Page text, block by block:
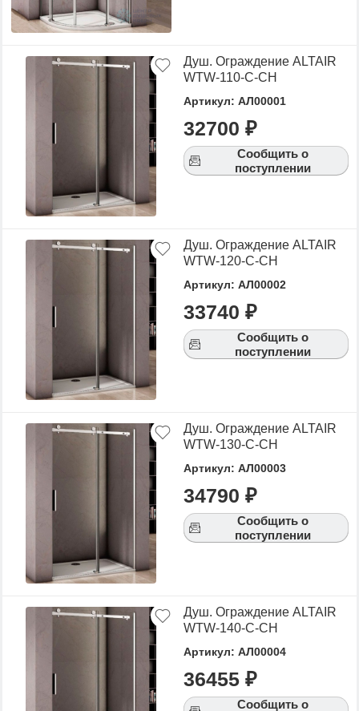
Душ. Ограждение ALTAIR
WTW-110-C-CH
Артикул: АЛ00001
32700 ₽
Сообщить о
поступлении
Душ. Ограждение ALTAIR
WTW-120-C-CH
Артикул: АЛ00002
33740 ₽
Сообщить о
поступлении
Душ. Ограждение ALTAIR
WTW-130-C-CH
Артикул: АЛ00003
34790 ₽
Сообщить о
поступлении
Душ. Ограждение ALTAIR
WTW-140-C-CH
Артикул: АЛ00004
36455 ₽
Сообщить о